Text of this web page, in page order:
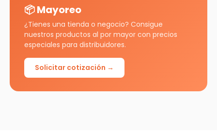
📦 Mayoreo
¿Tienes una tienda o negocio? Consigue
nuestros productos al por mayor con precios
especiales para distribuidores.
Solicitar cotización →